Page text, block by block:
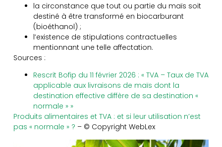
la circonstance que tout ou partie du maïs soit
destiné à être transformé en biocarburant
(bioéthanol) ;
l’existence de stipulations contractuelles
mentionnant une telle affectation.
Sources :
Rescrit Bofip du 11 février 2026 : « TVA – Taux de TVA
applicable aux livraisons de maïs dont la
destination effective diffère de sa destination «
normale » »
Produits alimentaires et TVA : et si leur utilisation n’est
pas « normale » ? – © Copyright WebLex